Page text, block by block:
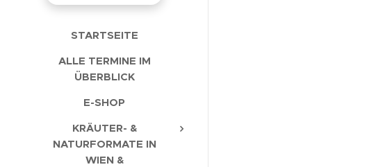
STARTSEITE
ALLE TERMINE IM
ÜBERBLICK
E-SHOP
KRÄUTER- &
NATURFORMATE IN
WIEN &